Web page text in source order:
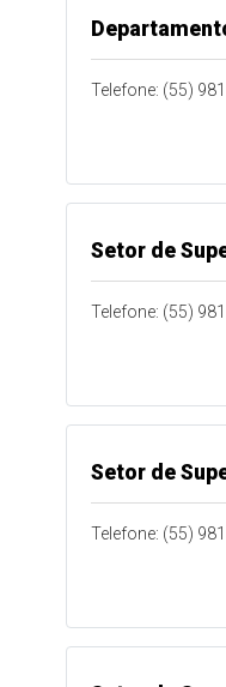
Telefone: (55)
Setor de
Telefone: (55)
Setor de
Telefone: (55)